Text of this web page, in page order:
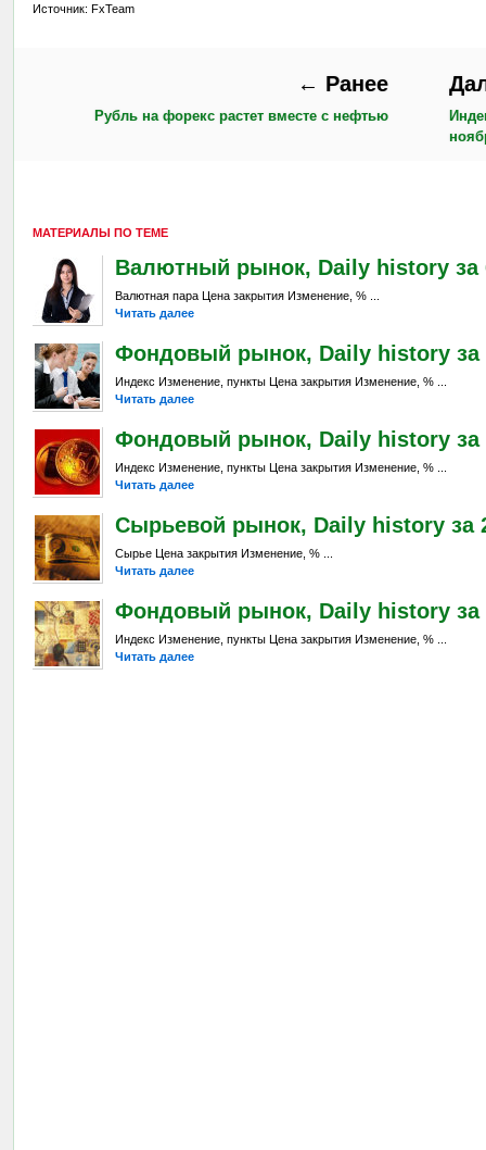
Источник: FxTeam
← Ранее
Рубль на форекс растет вместе с нефтью
МАТЕРИАЛЫ ПО ТЕМЕ
Валютный рынок, Daily history за
Валютная пара Цена закрытия Изменение, % ...
Читать далее
Фондовый рынок, Daily history за
Индекс Изменение, пункты Цена закрытия Изменение, % ...
Читать далее
Фондовый рынок, Daily history за
Индекс Изменение, пункты Цена закрытия Изменение, % ...
Читать далее
Сырьевой рынок, Daily history за
Сырье Цена закрытия Изменение, % ...
Читать далее
Фондовый рынок, Daily history за
Индекс Изменение, пункты Цена закрытия Изменение, % ...
Читать далее